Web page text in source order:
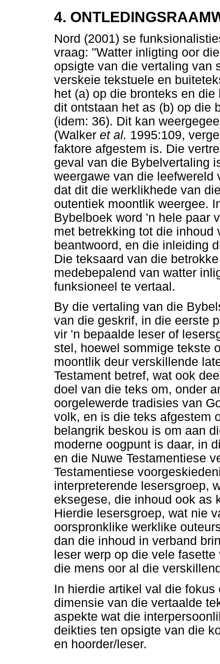
4.
Nord (2001) se
vraag: "Watter inligting oor
opsigte van die vertaling van
verskeie tekstuele en
het (a) op die bronteks en
dit ontstaan het as (b) op die
(idem: 36). Dit kan
(Walker et al. 1995:109,
faktore afgestem is. Die
geval van die Bybelvertaling
weergawe van die
dat dit die werklikhede van
outentiek moontlik weergee.
Bybelboek word 'n hele paar
met betrekking tot die
beantwoord, en die inleiding
Die teksaard van die
medebepalend van watter
funksioneel te vertaal.
By die vertaling van die
van die geskrif, in die eerste
vir 'n bepaalde leser of
stel, hoewel sommige tekste
moontlik deur verskillende
Testament betref, wat ook
doel van die teks om, onder
oorgelewerde tradisies van
volk, en is die teks afgestem
belangrik beskou is om aan
moderne oogpunt is daar, in
en die Nuwe Testamentiese
Testamentiese
interpreterende lesersgroep,
eksegese, die inhoud ook as
Hierdie lesersgroep, wat nie
oorspronklike werklike
dan die inhoud in verband
leser werp op die vele
die mens oor al die
In hierdie artikel val die
dimensie van die vertaalde
aspekte wat die
deikties ten opsigte van die
en hoorder/leser.